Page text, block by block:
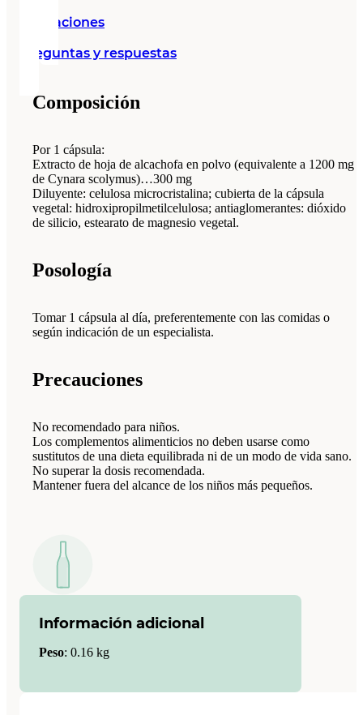
Valoraciones
Preguntas y respuestas
Composición
Por 1 cápsula:
Extracto de hoja de alcachofa en polvo (equivalente a 1200 mg
de Cynara scolymus)…300 mg
Diluyente: celulosa microcristalina; cubierta de la cápsula
vegetal: hidroxipropilmetilcelulosa; antiaglomerantes: dióxido
de silicio, estearato de magnesio vegetal.
Posología
Tomar 1 cápsula al día, preferentemente con las comidas o
según indicación de un especialista.
Precauciones
No recomendado para niños.
Los complementos alimenticios no deben usarse como
sustitutos de una dieta equilibrada ni de un modo de vida sano.
No superar la dosis recomendada.
Mantener fuera del alcance de los niños más pequeños.
Información adicional
Peso: 0.16 kg